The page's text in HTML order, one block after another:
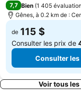
7,7 Bien (1 405
Gênes, à 0.2 km de :
de 115 $
Consulter les prix de
Consulter
Voir tous